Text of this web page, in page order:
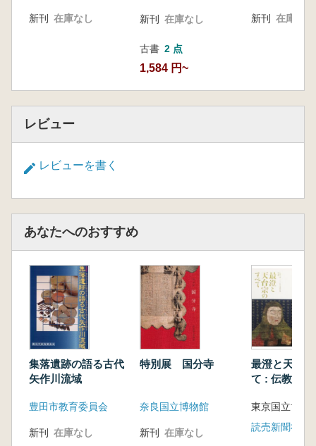
市 河内国分寺跡、枚方市 津田遺跡ほか
・中世・近世・近代
島本町 広瀬遺跡:今まで確認されていなかっ
た鎌倉時代の水無瀬離宮に関わると考えられる
茨木市 茨木遺跡:織豊期～江戸時代初期の流
料。
堺市 堺環濠都市遺跡、池田市 池田城跡、枚
方市 楠葉台場遺跡ほか
新刊 在庫なし 新刊 在庫なし
古書 2 点
1,584 円~
新刊 在庫なし
レビュー
レビューを書く
あなたへのおすすめ
集落遺跡の語る古代
矢作川流域
豊田市教育委員会
新刊 在庫なし
特別展 国分寺
奈良国立博物館
新刊 在庫なし
最澄と天台
て : 伝教大師
読売新聞社